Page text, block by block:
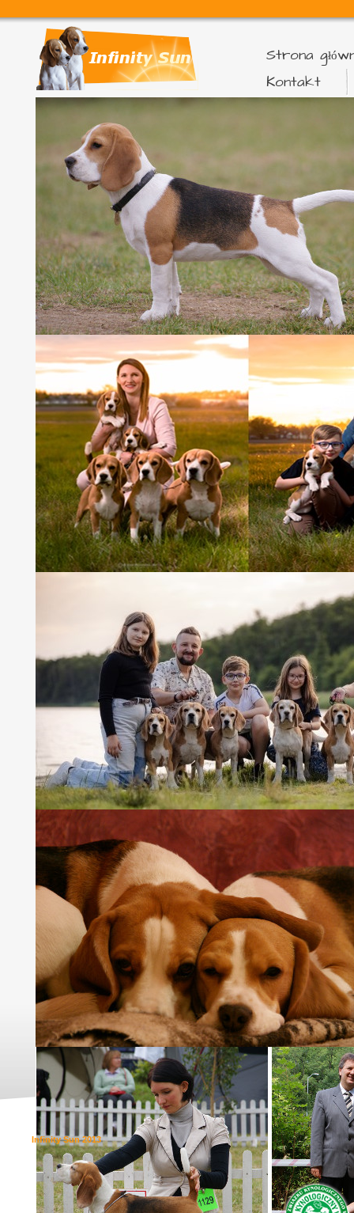
Strona
Kontakt
25.09.2011 Wrocław
- Wystawa Międzynarodowa -
ISKRA - klasa młodzieży - dosk. 2/5
JAMAJKA - klasa użytkowa - dosk. 1/4 iCWC/CAC,
Infinity Sun 2013